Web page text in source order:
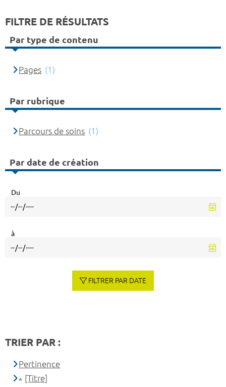
FILTRE DE RÉSULTATS
Par type de contenu
Pages (1)
Par rubrique
Parcours de soins (1)
Par date de création
Du
à
FILTRER PAR DATE
TRIER PAR :
Pertinence
[Titre]